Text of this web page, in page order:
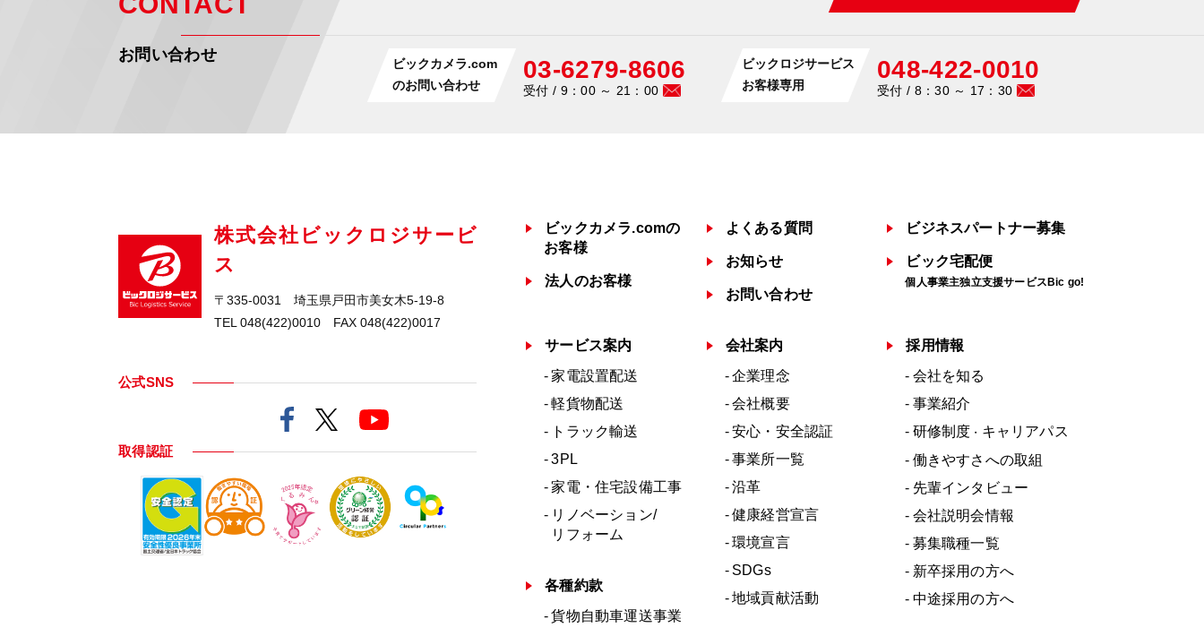
株式会社ビックロジサービス
〒335-0031 埼玉県戸田市美女木5-19-8
TEL：048-422-0010
お問い合わせ
ビックカメラ.com
のお問い合わせ
03-6279-8606
受付 / 9：00 ～ 21：00
ビックロジサービス
お客様専用
048-422-0010
受付 / 8：30 ～ 17：30
株式会社ビックロジサービ
ス
〒335-0031 埼玉県戸田市美女木5-19-8
TEL 048(422)0010 FAX 048(422)0017
公式SNS
取得認証
ビックカメラ.comの
お客様
法人のお客様
よくある質問
お知らせ
お問い合わせ
ビジネスパートナー募集
ビック宅配便
個人事業主独立支援サービスBic go!
サービス案内
家電設置配送
軽貨物配送
トラック輸送
3PL
家電・住宅設備工事
リノベーション/
リフォーム
各種約款
貨物自動車運送事業
会社案内
企業理念
会社概要
安心・安全認証
事業所一覧
沿革
健康経営宣言
環境宣言
SDGs
地域貢献活動
採用情報
会社を知る
事業紹介
研修制度 ・ キャリアパス
働きやすさへの取組
先輩インタビュー
会社説明会情報
募集職種一覧
新卒採用の方へ
中途採用の方へ